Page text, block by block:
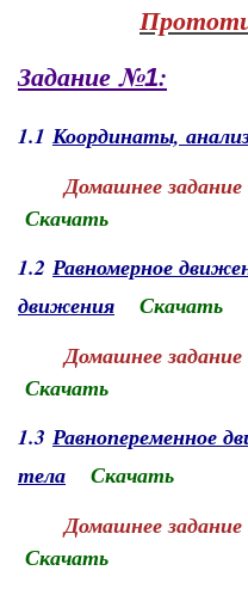
Задание №1:
1.1 Координаты,
Домашнее задание
Скачать
1.2 Равномерное
движения
Скачать
Домашнее задание
Скачать
1.3 Равнопеременное
тела
Скачать
Домашнее задание
Скачать